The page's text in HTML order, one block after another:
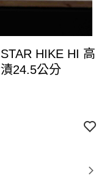
HIKE HI 高
24.5公分